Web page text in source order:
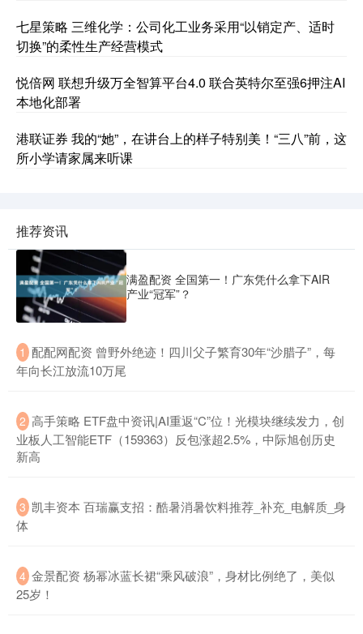
七星策略 三维化学：公司化工业务采用“以销定产、适时
切换”的柔性生产经营模式
悦倍网 联想升级万全智算平台4.0 联合英特尔至强6押注AI
本地化部署
港联证券 我的“她”，在讲台上的样子特别美！“三八”前，这
所小学请家属来听课
推荐资讯
满盈配资 全国第一！广东凭什么拿下AIR
产业“冠军”？
1 ​配配网配资 曾野外绝迹！四川父子繁育30年“沙腊子”，每
年向长江放流10万尾
2 ​高手策略 ETF盘中资讯|AI重返“C”位！光模块继续发力，创
业板人工智能ETF（159363）反包涨超2.5%，中际旭创历史
新高
3 ​凯丰资本 百瑞赢支招：酷暑消暑饮料推荐_补充_电解质_身
体
4 ​金景配资 杨幂冰蓝长裙“乘风破浪”，身材比例绝了，美似
25岁！